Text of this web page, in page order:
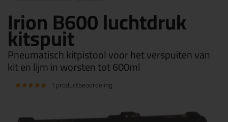
Irion B600 luchtdruk
kitspuit
Pneumatisch kitpistool voor het verspuiten van
kit en lijm in worsten tot 600ml
1 productbeoordeling